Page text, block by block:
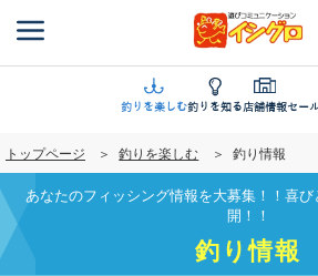
ン
に
移
動
釣りを楽しむ釣りを知る店舗情報セー
トップページ 釣りを楽しむ 釣り情報
あなたのフィッシング情報を大募集！！喜
開！！
釣り情報